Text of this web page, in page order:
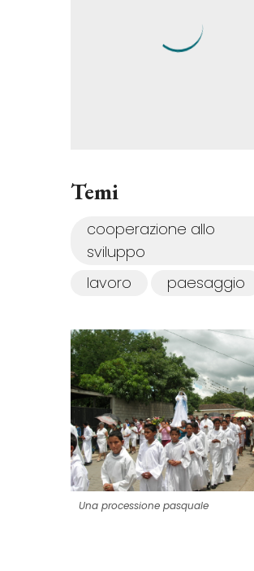
Temi
cooperazione allo
sviluppo
lavoro
paesaggio
Una processione pasquale